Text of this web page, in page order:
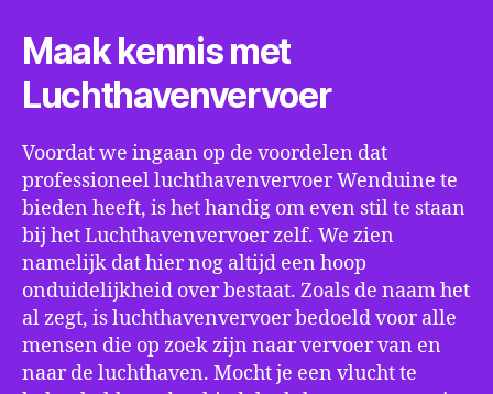
Maak kennis met
Luchthavenvervoer
Voordat we ingaan op de voordelen dat
professioneel luchthavenvervoer Wenduine te
bieden heeft, is het handig om even stil te staan
bij het Luchthavenvervoer zelf. We zien
namelijk dat hier nog altijd een hoop
onduidelijkheid over bestaat. Zoals de naam het
al zegt, is luchthavenvervoer bedoeld voor alle
mensen die op zoek zijn naar vervoer van en
naar de luchthaven. Mocht je een vlucht te